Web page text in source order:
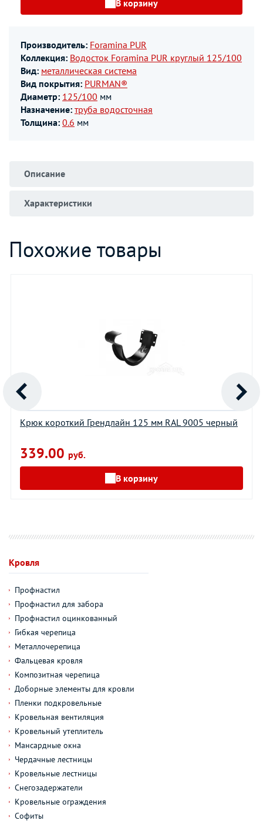
В корзину
Производитель: Foramina PUR
Коллекция: Водосток Foramina PUR круглый 125/100
Вид: металлическая система
Вид покрытия: PURMAN®
Диаметр: 125/100 мм
Назначение: труба водосточная
Толщина: 0.6 мм
Описание
Характеристики
Похожие товары
Крюк короткий Грендлайн 125 мм RAL 9005 черный
339.00 руб.
В корзину
Кровля
Профнастил
Профнастил для забора
Профнастил оцинкованный
Гибкая черепица
Металлочерепица
Фальцевая кровля
Композитная черепица
Доборные элементы для кровли
Пленки подкровельные
Кровельная вентиляция
Кровельный утеплитель
Мансардные окна
Чердачные лестницы
Кровельные лестницы
Снегозадержатели
Кровельные ограждения
Софиты